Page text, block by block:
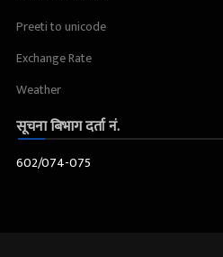
Preeti to unicode
Exchange Rate
Weather
सूचना बिभाग दर्ता नं.
602/074-075